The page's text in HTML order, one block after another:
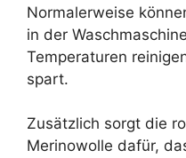
Normalerweise
in der
Temperaturen
spart.
Zusätzlich sorgt die
Merinowolle dafür,